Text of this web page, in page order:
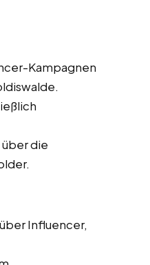
Kampagnen
die
Influencer,